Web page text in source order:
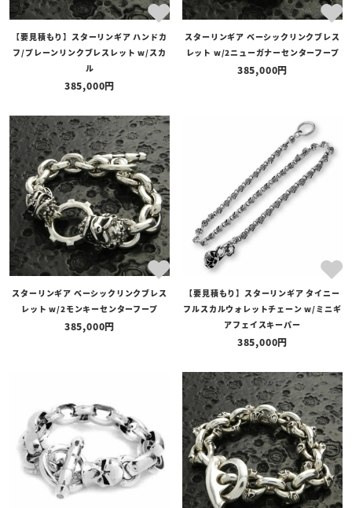
【要見積もり】スターリンギア ハンドカ
フ/プレーンリンクブレスレット w/スカ
ル
385,000
スターリンギア ベーシックリンクブレス
レット w/2ニューガナーセンターフープ
385,000
スターリンギア ベーシックリンクブレス
レット w/2モンキーセンターフープ
385,000
【要見積もり】スターリンギア タイニー
フルスカルウォレットチェーン w/ミニギ
アフェイスキーパー
385,000